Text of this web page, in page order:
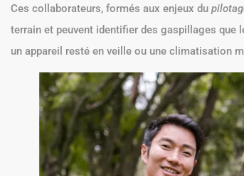
Ces collaborateurs, formés aux enjeux du
terrain et peuvent identifier des gaspillages que
un appareil resté en veille ou une climatisation